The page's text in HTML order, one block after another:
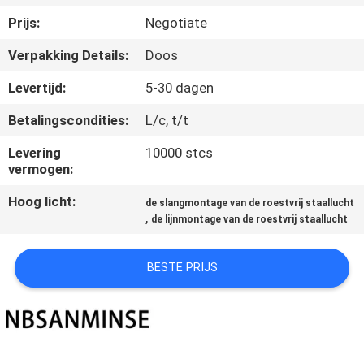
NIEUWS
OM EEN
CITAAT
SITEMAP
Prijs:
Negotiate
Verpakking Details:
Doos
Levertijd:
5-30 dagen
Betalingscondities:
L/c, t/t
Levering
vermogen:
10000 stcs
Hoog licht: de slangmontage van de roestvrij staallucht
, de lijnmontage van de roestvrij staallucht
BESTE PRIJS